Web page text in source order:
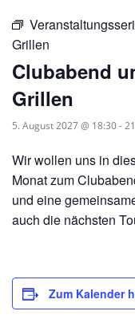
Grillen
Clubabend
Grillen
5. August 2027 @ 18:30-
Wir wollen uns in
Monat zum
und eine
auch die nächsten
Zum Kalender